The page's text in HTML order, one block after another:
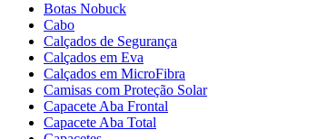
Botas Nobuck
Cabo
Calçados de Segurança
Calçados em Eva
Calçados em MicroFibra
Camisas com Proteção Solar
Capacete Aba Frontal
Capacete Aba Total